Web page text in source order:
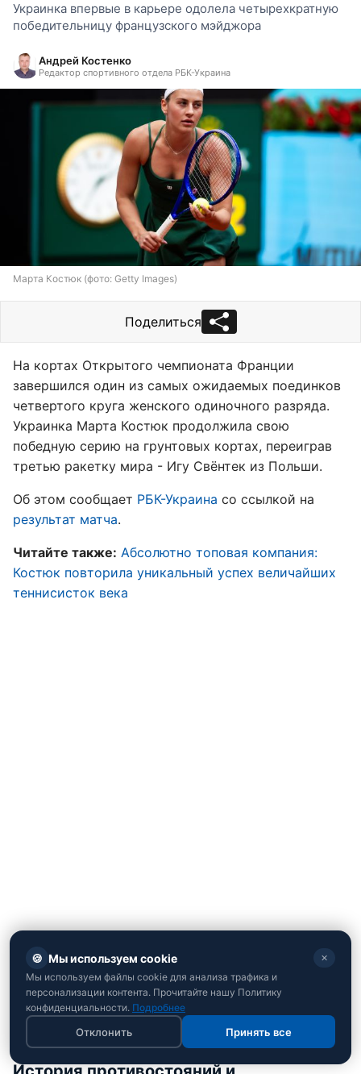
Украинка впервые в карьере одолела четырехкратную
победительницу французского мэйджора
Андрей Костенко
Редактор спортивного отдела РБК-Украина
Марта Костюк (фото: Getty Images)
Поделиться
На кортах Открытого чемпионата Франции
завершился один из самых ожидаемых поединков
четвертого круга женского одиночного разряда.
Украинка Марта Костюк продолжила свою
победную серию на грунтовых кортах, переиграв
третью ракетку мира - Игу Свёнтек из Польши.
Об этом сообщает РБК-Украина со ссылкой на
результат матча.
Читайте также: Абсолютно топовая компания:
Костюк повторила уникальный успех величайших
теннисисток века
Ролан Гаррос-2026, 4-й круг (1/8 финала)
Марта Костюк (Украина) - Ига Свёнтек (Польша) -
🍪 Мы используем cookie ✕
Мы используем файлы cookie для анализа трафика и
персонализации контента. Прочитайте нашу Политику
конфиденциальности. Подробнее
Отклонить Принять все